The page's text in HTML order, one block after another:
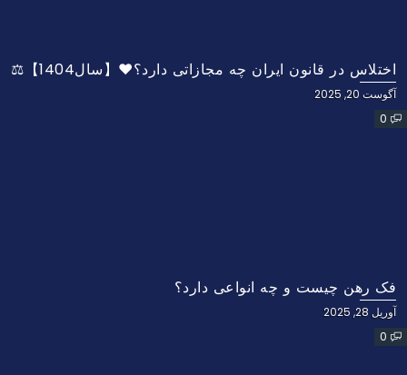
اختلاس در قانون ایران چه مجازاتی دارد؟❤️【سال1404】⚖️
آگوست 20, 2025
0
فک رهن چیست و چه انواعی دارد؟
آوریل 28, 2025
0